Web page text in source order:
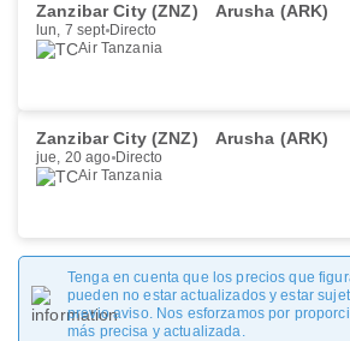
Zanzibar City (ZNZ) Arusha (ARK)
lun, 7 sept Directo
Air Tanzania
Zanzibar City (ZNZ) Arusha (ARK)
jue, 20 ago Directo
Air Tanzania
Tenga en cuenta que los precios que
pueden no estar actualizados y estar
previo aviso. Nos esforzamos por
más precisa y actualizada.